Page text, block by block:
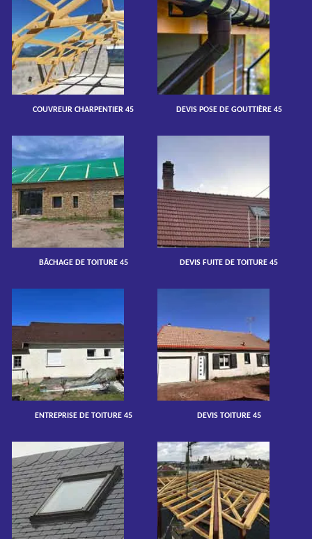
COUVREUR CHARPENTIER 45 DEVIS POSE DE GOUTTIÈRE 45
BÂCHAGE DE TOITURE 45 DEVIS FUITE DE TOITURE 45
ENTREPRISE DE TOITURE 45 DEVIS TOITURE 45